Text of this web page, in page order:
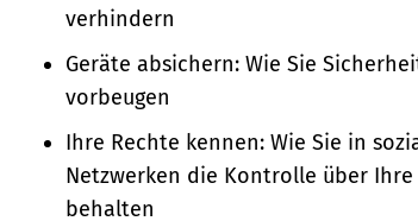
verhindern
Geräte absichern: Wie Sie
vorbeugen
Ihre Rechte kennen: Wie Sie in
Netzwerken die Kontrolle über Ihre
behalten